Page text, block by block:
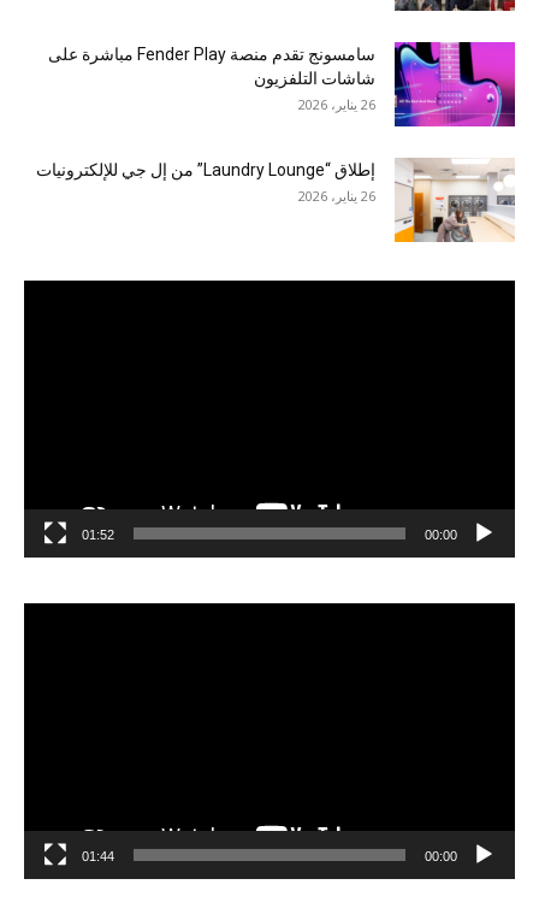
سامسونج تقدم منصة Fender Play مباشرة على
شاشات التلفزيون
26 يناير، 2026
إطلاق “Laundry Lounge” من إل جي للإلكترونيات
26 يناير، 2026
00:00
01:52
00:00
01:44